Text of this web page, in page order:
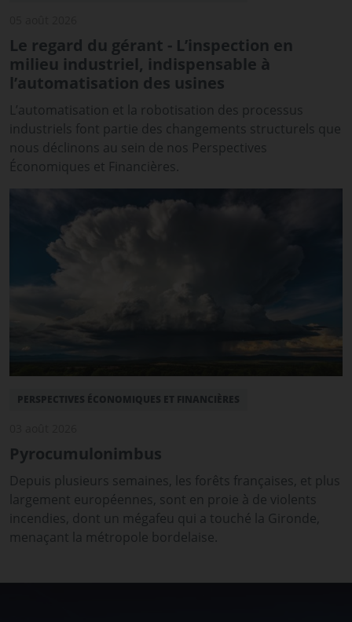
Le regard du gérant - L’inspection en
milieu industriel, indispensable à
l’automatisation des usines
L’automatisation et la robotisation des processus
industriels font partie des changements structurels que
nous déclinons au sein de nos Perspectives
Économiques et Financières.
PERSPECTIVES ÉCONOMIQUES ET FINANCIÈRES
Pyrocumulonimbus
Depuis plusieurs semaines, les forêts françaises, et plus
largement européennes, sont en proie à de violents
incendies, dont un mégafeu qui a touché la Gironde,
menaçant la métropole bordelaise.